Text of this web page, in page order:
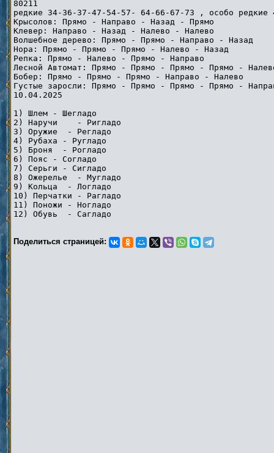
80211
редкие 34-36-37-47-54-57- 64-66-67-73 , особо редкие
Крысолов: Прямо - Направо - Назад - Прямо
Клевер: Направо - Назад - Налево - Налево
Волшебное дерево: Прямо - Прямо - Направо - Назад
Нора: Прямо - Прямо - Прямо - Налево - Назад
Репка: Прямо - Налево - Прямо - Направо
Лесной Автомат: Прямо - Прямо - Прямо - Прямо -
Бобер: Прямо - Прямо - Прямо - Направо - Налево
Густые заросли: Прямо - Прямо - Прямо - Прямо -
10.04.2025
1) Шлем - Шегладо
2) Наручи - Ригладо
3) Оружие - Регладо
4) Рубаха - Ругладо
5) Броня - Рогладо
6) Пояс - Согладо
7) Серьги - Сигладо
8) Ожерелье - Мугладо
9) Кольца - Логладо
10) Перчатки - Рагладо
11) Поножи - Ногладо
12) Обувь - Сагладо
Поделиться страницей: